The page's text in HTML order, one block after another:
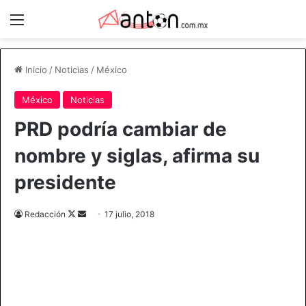
Inicio / Noticias / México
México Noticias
PRD podría cambiar de
nombre y siglas, afirma su
presidente
Redacción
F
17 julio, 2018